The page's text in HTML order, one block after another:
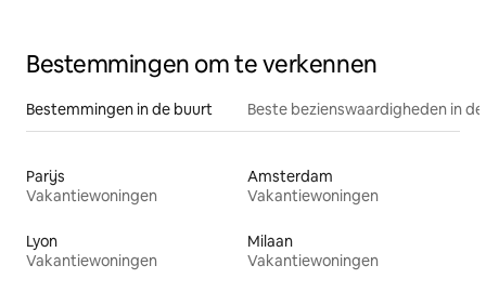
Bestemmingen om te verkennen
Bestemmingen in de buurt Beste bezienswaardigheden in
Parijs
Vakantiewoningen
Amsterdam
Vakantiewoningen
Lyon
Vakantiewoningen
Milaan
Vakantiewoningen